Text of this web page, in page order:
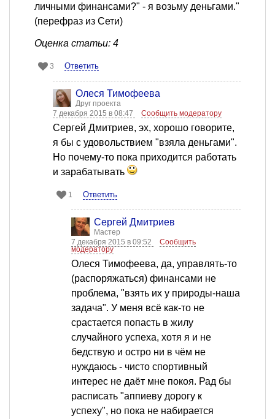
личными финансами?" - я возьму деньгами."
(перефраз из Сети)
Оценка статьи: 4
3 Ответить
Олеся Тимофеева
Друг проекта
7 декабря 2015 в 08:47
Сообщить модератору
Сергей Дмитриев, эх, хорошо говорите,
я бы с удовольствием "взяла деньгами".
Но почему-то пока приходится работать
и зарабатывать
1 Ответить
Сергей Дмитриев
Мастер
7 декабря 2015 в 09:52
Сообщить
модератору
Олеся Тимофеева, да, управлять-то
(распоряжаться) финансами не
проблема, "взять их у природы-наша
задача". У меня всё как-то не
срастается попасть в жилу
случайного успеха, хотя я и не
бедствую и остро ни в чём не
нуждаюсь - чисто спортивный
интерес не даёт мне покоя. Рад бы
расписать "аппиеву дорогу к
успеху", но пока не набирается